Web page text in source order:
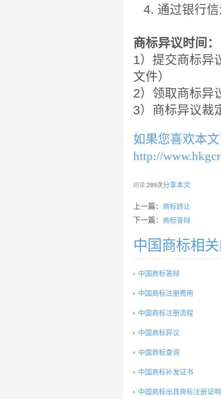
4. 通过银行信
商标异议时间：
1）提交商标异
文件）
2）领取商标
3）商标异议裁
如果您喜欢本
http://
阅读:289次分享本文
上一篇： 商标转让
下一篇： 商标答辩
中国商标相
中国商标答辩
中国商标注册费用
中国商标注册流程
中国商标异议
中国商标查询
中国商标补发证书
中国商标出具商标注册证明